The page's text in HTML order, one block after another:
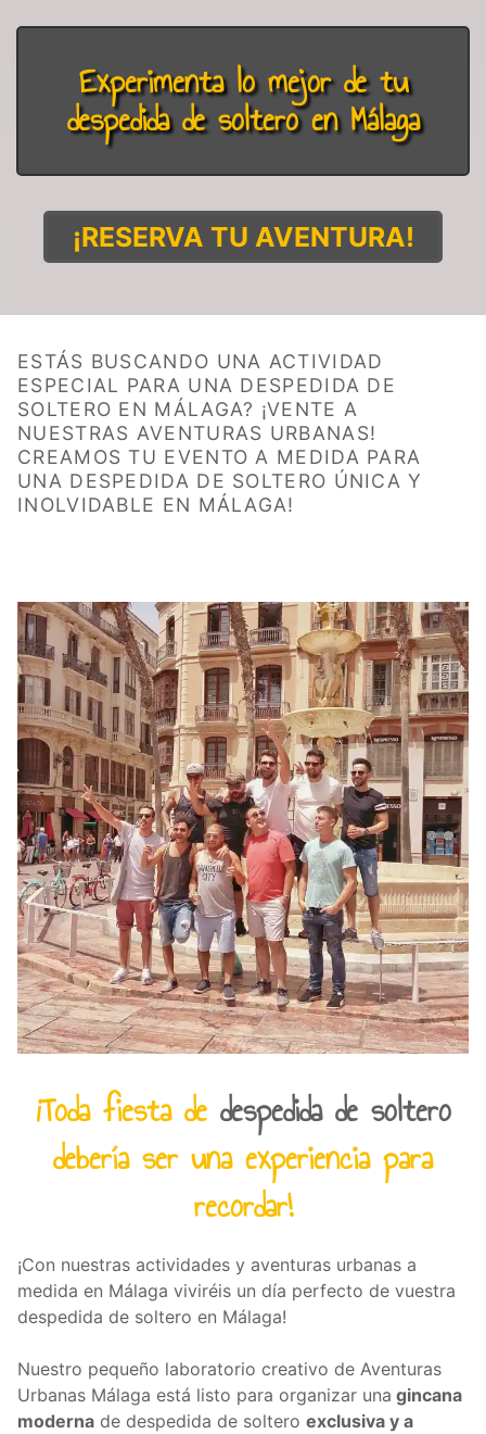
Experimenta lo mejor de tu
despedida de soltero en Málaga
¡RESERVA TU AVENTURA!
ESTÁS BUSCANDO UNA ACTIVIDAD
ESPECIAL PARA UNA DESPEDIDA DE
SOLTERO EN MÁLAGA? ¡VENTE A
NUESTRAS AVENTURAS URBANAS!
CREAMOS TU EVENTO A MEDIDA PARA
UNA DESPEDIDA DE SOLTERO ÚNICA Y
INOLVIDABLE EN MÁLAGA!
¡Toda fiesta de despedida de soltero
debería ser una experiencia para
recordar!
¡Con nuestras actividades y aventuras urbanas a
medida en Málaga viviréis un día perfecto de vuestra
despedida de soltero en Málaga!
Nuestro pequeño laboratorio creativo de Aventuras
Urbanas Málaga está listo para organizar una gincana
moderna de despedida de soltero exclusiva y a